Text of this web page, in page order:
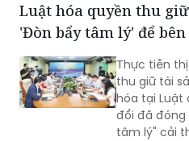
Luật hóa quyền thu
'Đòn bẩy tâm lý' để
Thực tiễn
thu giữ tài
hóa tại Luật
đổi đã
tâm lý" cải